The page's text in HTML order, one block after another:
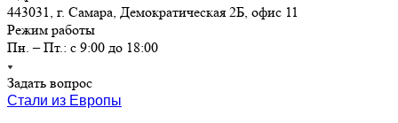
443031, г. Самара, Демократическая 2Б, офис 11
Режим работы
Пн. – Пт.: с 9:00 до 18:00
Задать вопрос
Стали из Европы